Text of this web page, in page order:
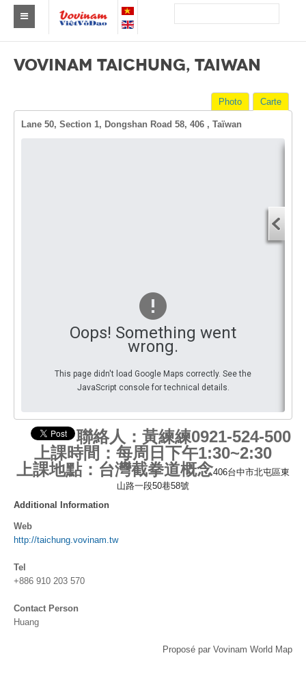
Par Evénements
PHOTO
DOCUMENT
Thema
Découvrir
VOVINAM TAICHUNG, TAIWAN
Carte
Photo
Lane 50, Section 1, Dongshan Road 58, 406 , Taïwan
Oops! Something went
wrong.
This page didn't load Google Maps correctly. See the
JavaScript console for technical details.
聯絡人：黃練練0921-524-500
上課時間：每周日下午1:30~2:30
上課地點：台灣截拳道概念406台中市北屯區東
山路一段50巷58號
Additional Information
Web
http://taichung.vovinam.tw
Tel
+886 910 203 570
Contact Person
Huang
Proposé par Vovinam World Map